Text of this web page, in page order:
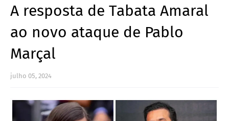
A resposta de Tabata Amaral
ao novo ataque de Pablo
Marçal
julho 05, 2024